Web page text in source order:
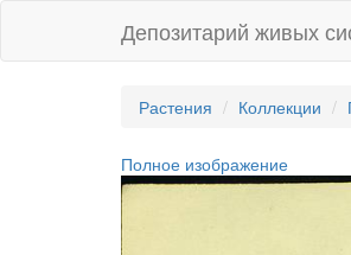
Депозитарий живых
Растения Коллекции
Полное изображение